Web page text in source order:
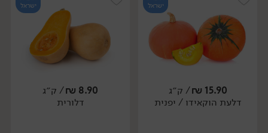
יח׳ יח׳
ישראל
15.90
₪/ ק״ג
דלעת הוקאידו / יפנית
ישראל
8.90
₪/ ק״ג
דלורית